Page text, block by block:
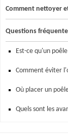
Comment nettoyer
Questions
Est-ce qu'un
Comment éviter
Où placer un
Quels sont les